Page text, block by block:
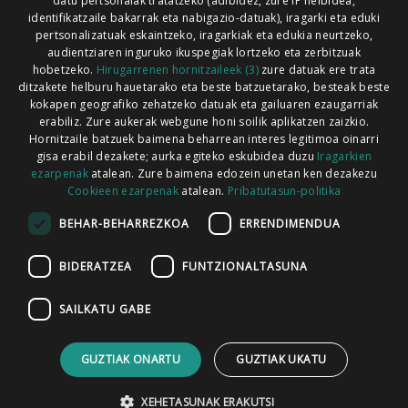
Codesyntaxek garatua
HARREMANETARAKO
identifikatzaile bakarrak eta nabigazio-datuak), iragarki eta eduki
pertsonalizatuak eskaintzeko, iragarkiak eta edukia neurtzeko,
audientziaren inguruko ikuspegiak lortzeko eta zerbitzuak
hobetzeko. Hirugarrenen hornitzaileek (3)zure datuak ere trata
ditzakete helburu hauetarako eta beste batzuetarako, besteak beste
kokapen geografiko zehatzeko datuak eta gailuaren ezaugarriak
erabiliz. Zure aukerak webgune honi soilik aplikatzen zaizkio.
Hornitzaile batzuek baimena beharrean interes legitimoa oinarri
gisa erabil dezakete; aurka egiteko eskubidea duzu Iragarkien
ezarpenakatalean. Zure baimena edozein unetan ken dezakezu
Cookieen ezarpenak atalean. Pribatutasun-politika
BEHAR-BEHARREZKOA ERRENDIMENDUA
BIDERATZEA FUNTZIONALTASUNA
SAILKATU GABE
GUZTIAK ONARTU GUZTIAK UKATU
XEHETASUNAK ERAKUTSI